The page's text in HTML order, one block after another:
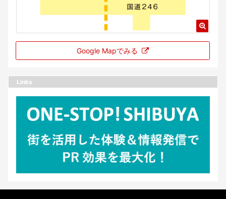
Google Mapでみる
Links